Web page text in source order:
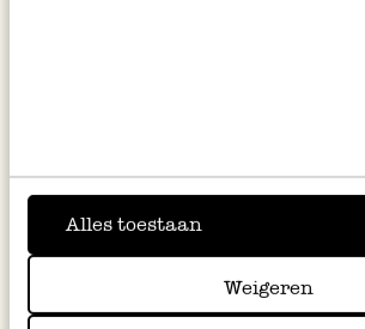
Alles toestaan
Weigeren